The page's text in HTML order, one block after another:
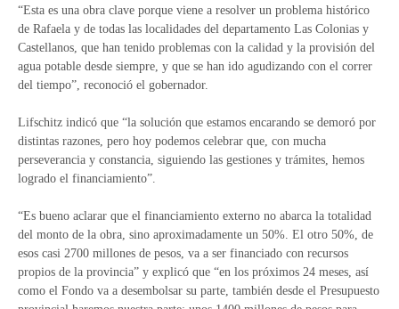
“Esta es una obra clave porque viene a resolver un problema histórico
de Rafaela y de todas las localidades del departamento Las Colonias y
Castellanos, que han tenido problemas con la calidad y la provisión del
agua potable desde siempre, y que se han ido agudizando con el correr
del tiempo”, reconoció el gobernador.
Lifschitz indicó que “la solución que estamos encarando se demoró por
distintas razones, pero hoy podemos celebrar que, con mucha
perseverancia y constancia, siguiendo las gestiones y trámites, hemos
logrado el financiamiento”.
“Es bueno aclarar que el financiamiento externo no abarca la totalidad
del monto de la obra, sino aproximadamente un 50%. El otro 50%, de
esos casi 2700 millones de pesos, va a ser financiado con recursos
propios de la provincia” y explicó que “en los próximos 24 meses, así
como el Fondo va a desembolsar su parte, también desde el Presupuesto